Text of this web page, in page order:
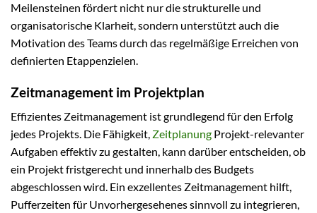
Meilensteinen fördert nicht nur die strukturelle und
organisatorische Klarheit, sondern unterstützt auch die
Motivation des Teams durch das regelmäßige Erreichen von
definierten Etappenzielen.
Zeitmanagement im Projektplan
Effizientes Zeitmanagement ist grundlegend für den Erfolg
jedes Projekts. Die Fähigkeit, Zeitplanung Projekt-relevanter
Aufgaben effektiv zu gestalten, kann darüber entscheiden, ob
ein Projekt fristgerecht und innerhalb des Budgets
abgeschlossen wird. Ein exzellentes Zeitmanagement hilft,
Pufferzeiten für Unvorhergesehenes sinnvoll zu integrieren,